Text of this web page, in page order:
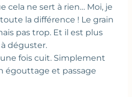
cela ne sert à rien… Moi, je
la différence ! Le grain
pas trop. Et il est plus
déguster.
fois cuit. Simplement
égouttage et passage